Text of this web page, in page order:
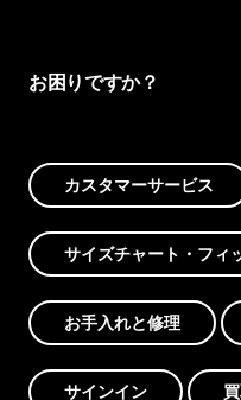
お困りですか？
カスタマーサービス
サイズチャート・フィ
お手入れと修理
サインイン